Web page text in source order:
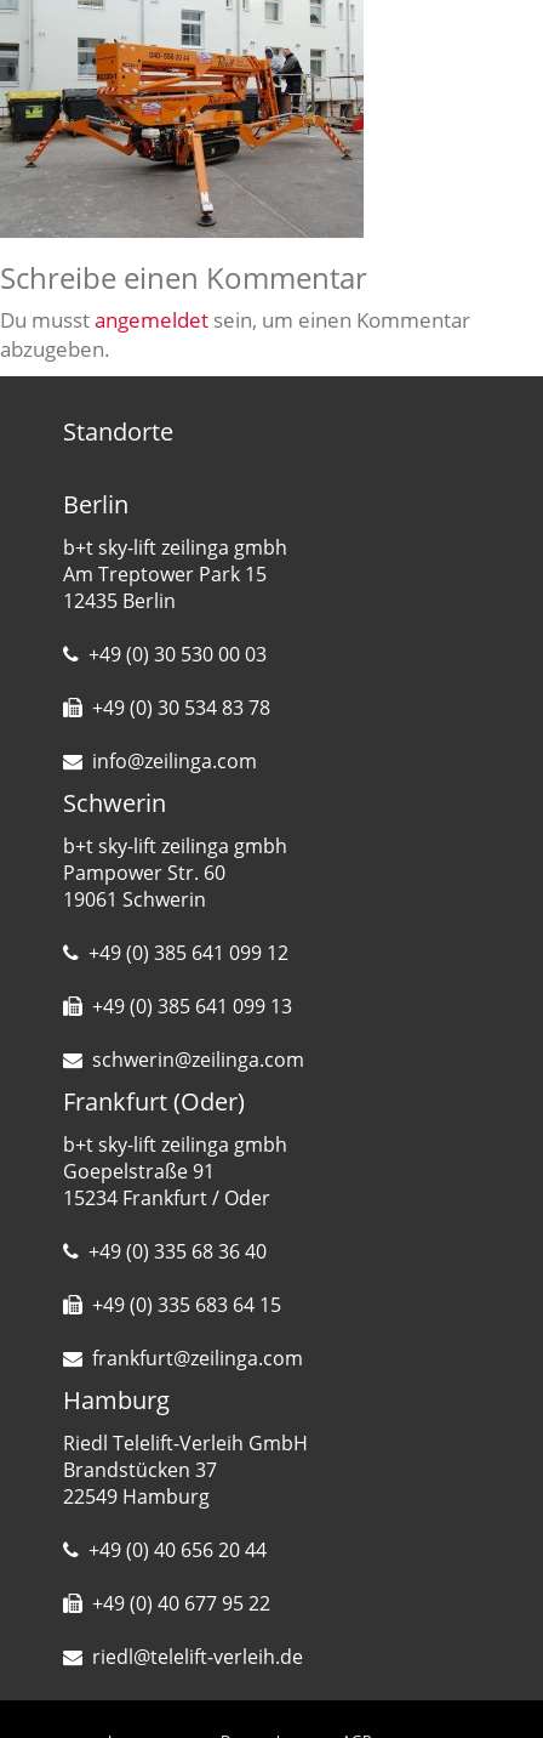
Schreibe einen Kommentar
Du musstangemeldet sein, um einen Kommentar
abzugeben.
Standorte
Berlin
b+t sky-lift zeilinga gmbh
Am Treptower Park 15
12435 Berlin
+49 (0) 30 530 00 03
+49 (0) 30 534 83 78
info@zeilinga.com
Schwerin
b+t sky-lift zeilinga gmbh
Pampower Str. 60
19061 Schwerin
+49 (0) 385 641 099 12
+49 (0) 385 641 099 13
schwerin@zeilinga.com
Frankfurt (Oder)
b+t sky-lift zeilinga gmbh
Goepelstraße 91
15234 Frankfurt / Oder
+49 (0) 335 68 36 40
+49 (0) 335 683 64 15
frankfurt@zeilinga.com
Hamburg
Riedl Telelift-Verleih GmbH
Brandstücken 37
22549 Hamburg
+49 (0) 40 656 20 44
+49 (0) 40 677 95 22
riedl@telelift-verleih.de